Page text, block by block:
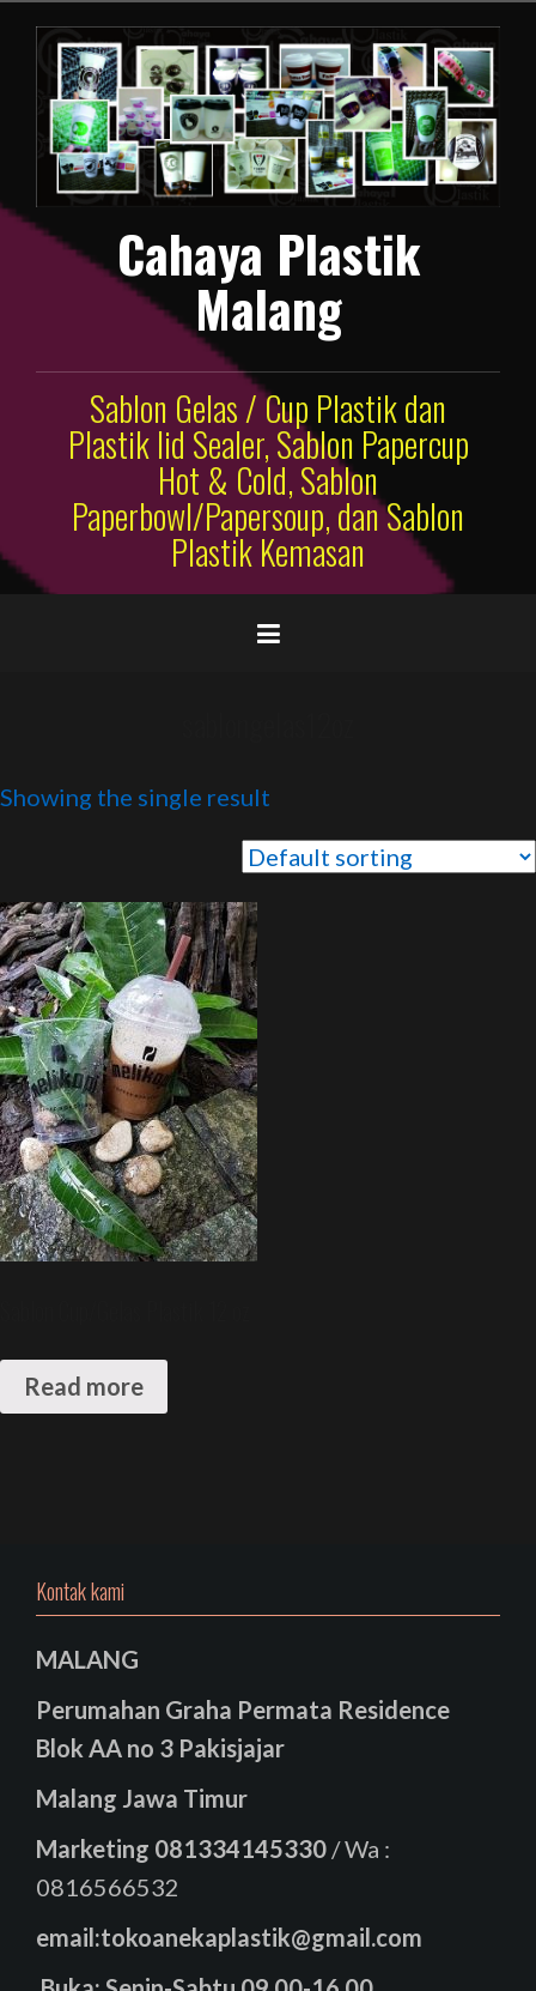
konten
Cahaya Plastik
Malang
Sablon Gelas / Cup Plastik dan
Plastik lid Sealer, Sablon Papercup
Hot & Cold, Sablon
Paperbowl/Papersoup, dan Sablon
Plastik Kemasan
Showing the single result
Read more
Kontak kami
MALANG
Perumahan Graha Permata Residence
Blok AA no 3 Pakisjajar
Malang Jawa Timur
Marketing 081334145330 / Wa :
0816566532
email:tokoanekaplastik@gmail.com